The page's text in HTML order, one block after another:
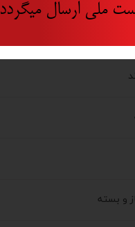
و بسته
ملی ارسال میگردد